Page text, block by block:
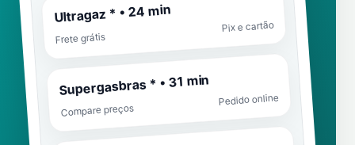
Ultragaz * • 24 min
Frete grátis
Pix e cartão
Supergasbras * • 31 min
Compare preços
Pedido online